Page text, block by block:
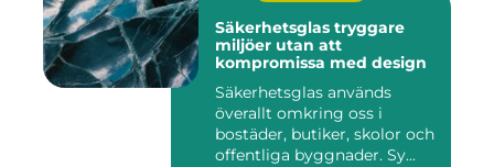
Säkerhetsglas tryggare
miljöer utan att
kompromissa med design
Säkerhetsglas används
överallt omkring oss i
bostäder, butiker, skolor och
offentliga byggnader. Sy...